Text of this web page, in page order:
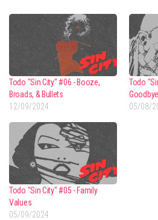
Todo "Sin City" #06 - Booze,
Broads, & Bullets
12/09/2024
Todo
Goodbye
05/08/
Todo "Sin City" #05 - Family
Values
05/09/2024